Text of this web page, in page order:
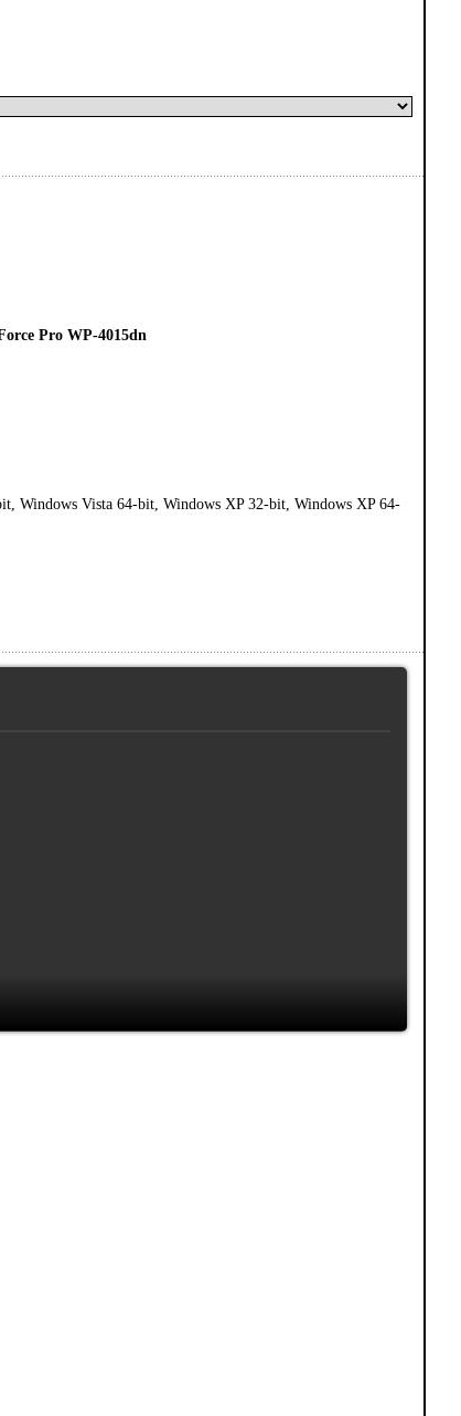
Pro WP-4015dn
Windows Vista 64-bit, Windows XP 32-bit, Windows XP 64-